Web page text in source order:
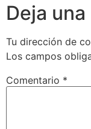
Deja
Tu dirección de
Los campos
Comentario *